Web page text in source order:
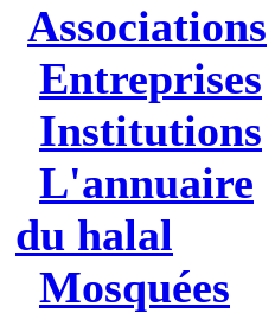
Associations
Entreprises
Institutions
L'annuaire
du halal
Mosquées